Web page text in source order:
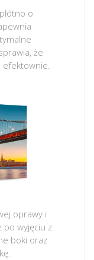
o
że
oprawy i
po wyjęciu z
boki oraz